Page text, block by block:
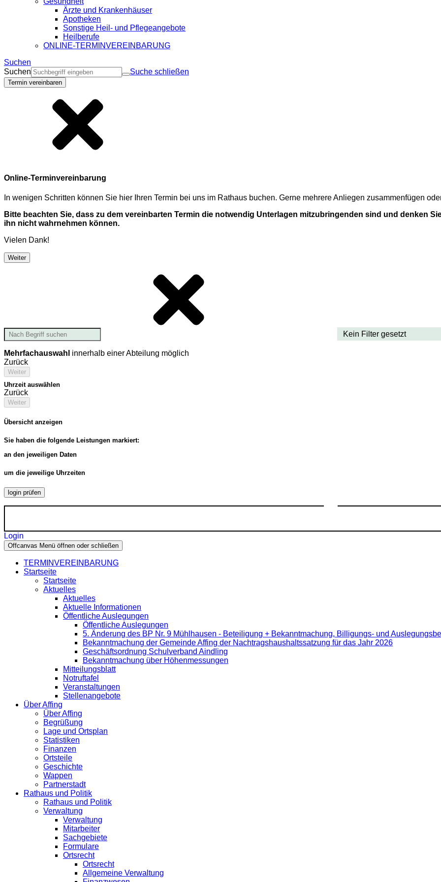
Ärzte und Krankenhäuser
Apotheken
Sonstige Heil- und Pflegeangebote
Heilberufe
ONLINE-TERMINVEREINBARUNG
Suchen
Suchen
Suche schließen
Termin vereinbaren
Online-Terminvereinbarung
In wenigen Schritten können Sie hier Ihren Termin bei uns im Rathaus buchen. Gerne mehrere Anliegen zusammenfügen
Bitte beachten Sie, dass zu dem vereinbarten Termin die notwendig Unterlagen mitzubringenden sind und denken
ihn nicht wahrnehmen können.
Vielen Dank!
Weiter
Mehrfachauswahl innerhalb einer Abteilung möglich
Zurück
Weiter
Uhrzeit auswählen
Zurück
Weiter
Übersicht anzeigen
Sie haben die folgende Leistungen markiert:
an den jeweiligen Daten
um die jeweilige Uhrzeiten
login prüfen
Login
Offcanvas Menü öffnen oder schließen
TERMINVEREINBARUNG
Startseite
Startseite
Aktuelles
Aktuelles
Aktuelle Informationen
Öffentliche Auslegungen
Öffentliche Auslegungen
5. Änderung des BP Nr. 9 Mühlhausen - Beteiligung + Bekanntmachung, Billigungs- und
Bekanntmachung der Gemeinde Affing der Nachtragshaushaltssatzung für das Jahr 2026
Geschäftsordnung Schulverband Aindling
Bekanntmachung über Höhenmessungen
Mitteilungsblatt
Notruftafel
Veranstaltungen
Stellenangebote
Über Affing
Über Affing
Begrüßung
Lage und Ortsplan
Statistiken
Finanzen
Ortsteile
Geschichte
Wappen
Partnerstadt
Rathaus und Politik
Rathaus und Politik
Verwaltung
Verwaltung
Mitarbeiter
Sachgebiete
Formulare
Ortsrecht
Ortsrecht
Allgemeine Verwaltung